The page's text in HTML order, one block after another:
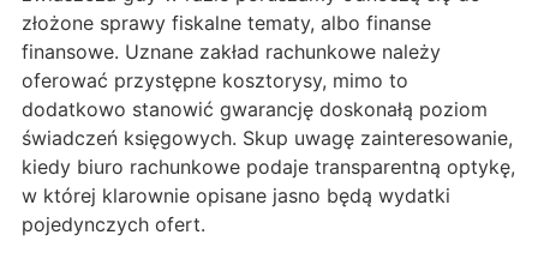
złożone sprawy fiskalne tematy, albo finanse
finansowe. Uznane zakład rachunkowe należy
oferować przystępne kosztorysy, mimo to
dodatkowo stanowić gwarancję doskonałą poziom
świadczeń księgowych. Skup uwagę zainteresowanie,
kiedy biuro rachunkowe podaje transparentną optykę,
w której klarownie opisane jasno będą wydatki
pojedynczych ofert.